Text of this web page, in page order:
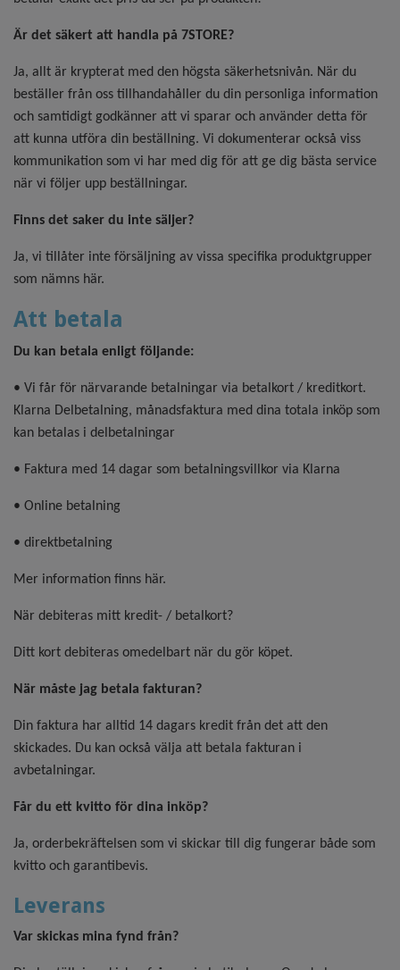
Är det säkert att handla på 7STORE?
Ja, allt är krypterat med den högsta säkerhetsnivån. När du
beställer från oss tillhandahåller du din personliga information
och samtidigt godkänner att vi sparar och använder detta för
att kunna utföra din beställning. Vi dokumenterar också viss
kommunikation som vi har med dig för att ge dig bästa service
när vi följer upp beställningar.
Finns det saker du inte säljer?
Ja, vi tillåter inte försäljning av vissa specifika produktgrupper
som nämns här.
Att betala
Du kan betala enligt följande:
• Vi får för närvarande betalningar via betalkort / kreditkort.
Klarna Delbetalning, månadsfaktura med dina totala inköp som
kan betalas i delbetalningar
• Faktura med 14 dagar som betalningsvillkor via Klarna
• Online betalning
• direktbetalning
Mer information finns här.
När debiteras mitt kredit- / betalkort?
Ditt kort debiteras omedelbart när du gör köpet.
När måste jag betala fakturan?
Din faktura har alltid 14 dagars kredit från det att den
skickades. Du kan också välja att betala fakturan i
avbetalningar.
Får du ett kvitto för dina inköp?
Ja, orderbekräftelsen som vi skickar till dig fungerar både som
kvitto och garantibevis.
Leverans
Var skickas mina fynd från?